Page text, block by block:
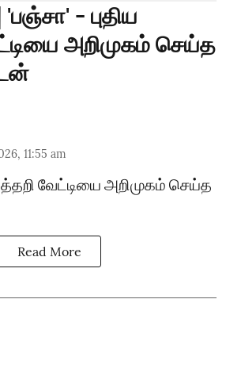
- புதிய
அறிமுகம் செய்த
11:55 am
வேட்டியை அறிமுகம் செய்த
Read More